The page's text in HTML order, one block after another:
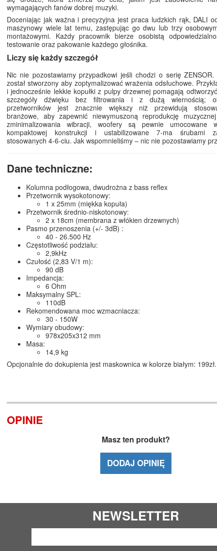
wymagających fanów dobrej muzyki.
Doceniając jak ważna i precyzyjna jest praca ludzkich rąk, DALI
maszynowy wiele lat temu, zastępując go dwu lub trzy
montażowymi. Każdy pracownik bierze osobistą
testowanie oraz pakowanie każdego głośnika.
Liczy się każdy szczegół
Nic nie pozostawiamy przypadkowi jeśli chodzi o serię
został stworzony aby zoptymalizować wrażenia odsłuchowe.
i jednocześnie lekkie kopułki z pulpy drzewnej pomagają
szczegóły dźwięku bez filtrowania i z dużą wiernością;
przetworników jest znacznie większy niż przewidują
branżowe, aby zapewnić niewymuszoną reprodukcję
zminimalizowania wibracji, woofery są pewnie umocowane
kompaktowej konstrukcji i ustabilizowane 7-ma śrubami
stosowanych 4-6-ciu. Jak wspomnieliśmy – nic nie pozostawiamy
Dane techniczne:
Kolumna podłogowa, dwudrożna z bass reflex
Przetwornik wysokotonowy:
1 x 25mm (miękka kopuła)
Przetwornik średnio-niskotonowy:
2 x 18cm (membrana z włókien drzewnych)
Pasmo przenoszenia (+/- 3dB) :
40 - 26.500 Hz
Częstotliwość podziału:
2,9kHz
Czułość (2,83 V/1 m):
90 dB
Impedancja:
6 Ohm
Maksymalny SPL:
110dB
Rekomendowana moc wzmacniacza:
30 - 150W
Wymiary obudowy:
978x205x312 mm
Masa:
14,9 kg
Opcjonalnie do dokupienia jest maskownica w kolorze białym: 199zł.
OPINIE
Masz ten produkt?
DODAJ OPINIĘ
NEWSLETTER